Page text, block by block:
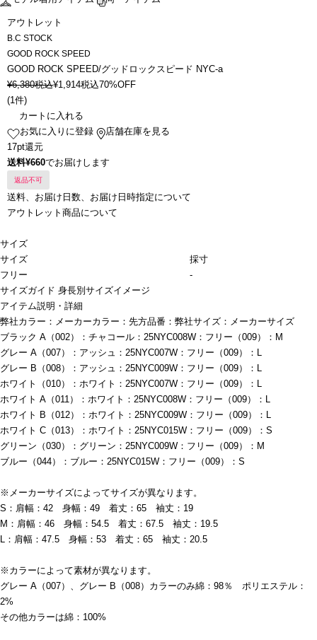
アウトレット
B.C STOCK
GOOD ROCK SPEED
GOOD ROCK SPEED/グッドロックスピード NYC-a
¥6,380税込¥1,914税込70%OFF
(1件)
カートに入れる
お気に入りに登録
店舗在庫を見る
17pt還元
送料¥660でお届けします
返品不可
送料、お届け日数、お届け日時指定について
アウトレット商品について
サイズ
サイズ
採寸
フリー
-
サイズガイド 身長別サイズイメージ
アイテム説明・詳細
弊社カラー：メーカーカラー：先方品番：弊社サイズ：メーカーサイズ
ブラック A（002）：チャコール：25NYC008W：フリー（009）：M
グレー A（007）：アッシュ：25NYC007W：フリー（009）：L
グレー B（008）：アッシュ：25NYC009W：フリー（009）：L
ホワイト（010）：ホワイト：25NYC007W：フリー（009）：L
ホワイト A（011）：ホワイト：25NYC008W：フリー（009）：L
ホワイト B（012）：ホワイト：25NYC009W：フリー（009）：L
ホワイト C（013）：ホワイト：25NYC015W：フリー（009）：S
グリーン（030）：グリーン：25NYC009W：フリー（009）：M
ブルー（044）：ブルー：25NYC015W：フリー（009）：S
※メーカーサイズによってサイズが異なります。
S：肩幅：42 身幅：49 着丈：65 袖丈：19
M：肩幅：46 身幅：54.5 着丈：67.5 袖丈：19.5
L：肩幅：47.5 身幅：53 着丈：65 袖丈：20.5
※カラーによって素材が異なります。
グレー A（007）、グレー B（008）カラーのみ綿：98％ ポリエステル：
2%
その他カラーは綿：100%